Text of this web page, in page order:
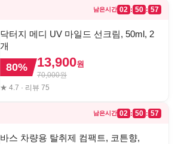
남은시간 02 : 50 : 57
닥터지 메디 UV 마일드 선크림, 50ml, 2
개
80% 13,900원
70,000원
★ 4.7 · 리뷰 75
남은시간 02 : 50 : 57
바스 차량용 탈취제 컴팩트, 코튼향,